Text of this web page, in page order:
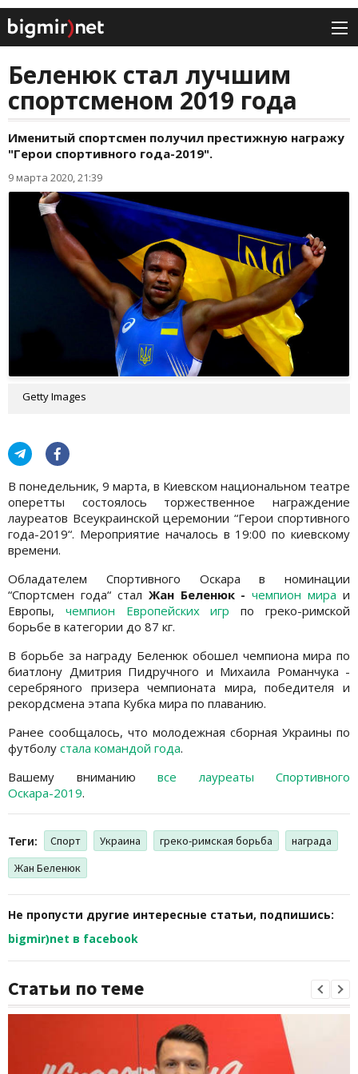
Беленюк стал лучшим
спортсменом 2019 года
Именитый спортсмен получил престижную награжу
"Герои спортивного года-2019".
9 марта 2020, 21:39
Getty Images
В понедельник, 9 марта, в Киевском национальном театре
оперетты состоялось торжественное награждение
лауреатов Всеукраинской церемонии “Герои спортивного
года-2019“. Мероприятие началось в 19:00 по киевскому
времени.
Обладателем Спортивного Оскара в номинации
“Спортсмен года“ стал Жан Беленюк -чемпион мира и
Европы, чемпион Европейских игр по греко-римской
борьбе в категории до 87 кг.
В борьбе за награду Беленюк обошел чемпиона мира по
биатлону Дмитрия Пидручного и Михаила Романчука -
серебряного призера чемпионата мира, победителя и
рекордсмена этапа Кубка мира по плаванию.
Ранее сообщалось, что молодежная сборная Украины по
футболу стала командой года.
Вашему вниманию все лауреаты Спортивного
Оскара-2019.
Теги: Спорт Украина греко-римская борьба
награда
Жан Беленюк
Не пропусти другие интересные статьи, подпишись:
bigmir)net в facebook
Статьи по теме